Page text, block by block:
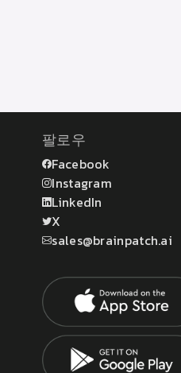
팔로우
Facebook
Instagram
LinkedIn
X
sales@brainpatch.ai